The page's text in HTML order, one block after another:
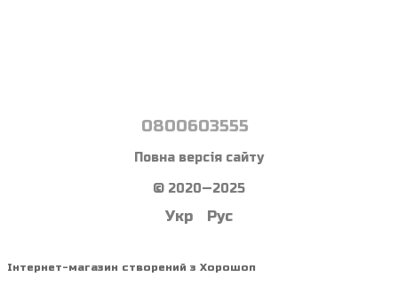
0800603555
Повна версія сайту
© 2020—2025
Укр Рус
Інтернет-магазин створений з Хорошоп